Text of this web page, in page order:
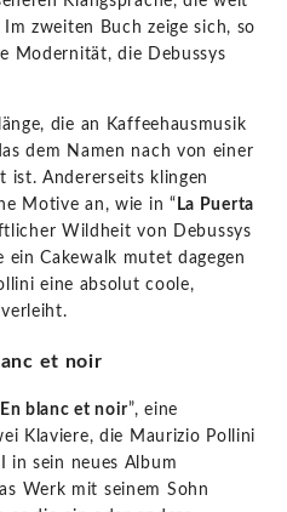
zweiten Buch zeige sich, so
Modernität, die Debussys
die an Kaffeehausmusik
dem Namen nach von einer
ist. Andererseits klingen
Motive an, wie in “ La Puerta
Wildheit von Debussys
ein Cakewalk mutet dagegen
eine absolut coole,
et noir
En blanc et noir”, eine
Klaviere, die Maurizio Pollini
in sein neues Album
Werk mit seinem Sohn